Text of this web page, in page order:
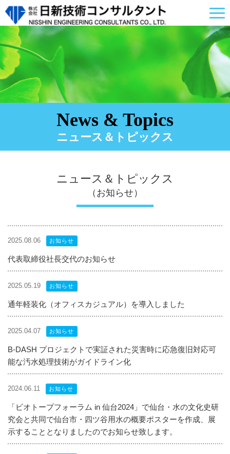
News & Topics
ニュース＆トピックス
ニュース＆トピックス
（お知らせ）
2025.08.06 お知らせ
代表取締役社長交代のお知らせ
2025.05.19 お知らせ
通年軽装化（オフィスカジュアル）を導入しました
2025.04.07 お知らせ
B-DASH プロジェクトで実証された災害時に応急復旧対応可
能な汚水処理技術がガイドライン化
2024.06.11 お知らせ
「ビオトープフォーラム in 仙台2024」で仙台・水の文化史研
究会と共同で仙台市・四ツ谷用水の概要ポスターを作成、展
示することとなりましたのでお知らせ致します。